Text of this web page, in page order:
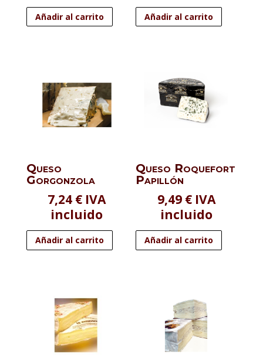
Añadir al carrito Añadir al carrito
Queso
Gorgonzola
7,24 € IVA
incluido
Añadir al carrito
Queso Roquefort
Papillón
9,49 € IVA
incluido
Añadir al carrito